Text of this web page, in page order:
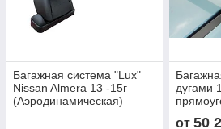
Багажная система "Lux"
Nissan Almera 13 -15г
(Аэродинамическая)
дугами
от 50